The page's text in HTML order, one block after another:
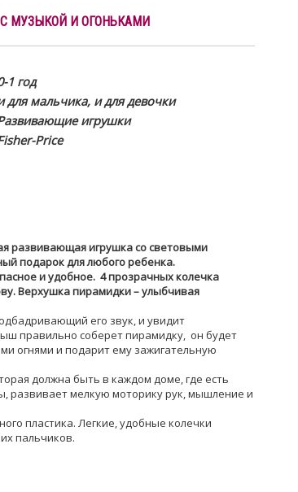
С МУЗЫКОЙ И ОГОНЬКАМИ
1 год
для мальчика, и для девочки
игрушки
Price
развивающая игрушка со световыми
подарок для любого ребенка.
и удобное. 4 прозрачных колечка
Верхушка пирамидки – улыбчивая
его звук, и увидит
правильно соберет пирамидку, он будет
огнями и подарит ему зажигательную
должна быть в каждом доме, где есть
развивает мелкую моторику рук, мышление и
пластика. Легкие, удобные колечки
пальчиков.